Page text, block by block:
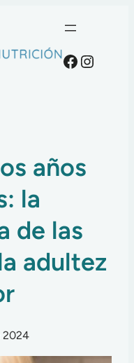
años
la
de las
adultez
2024